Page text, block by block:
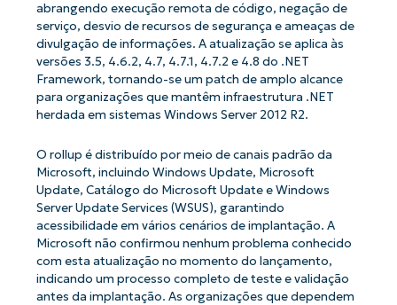
abrangendo execução remota de código, negação de
serviço, desvio de recursos de segurança e ameaças de
divulgação de informações. A atualização se aplica às
versões 3.5, 4.6.2, 4.7, 4.7.1, 4.7.2 e 4.8 do .NET
Framework, tornando-se um patch de amplo alcance
para organizações que mantêm infraestrutura .NET
herdada em sistemas Windows Server 2012 R2.
O rollup é distribuído por meio de canais padrão da
Microsoft, incluindo Windows Update, Microsoft
Update, Catálogo do Microsoft Update e Windows
Server Update Services (WSUS), garantindo
acessibilidade em vários cenários de implantação. A
Microsoft não confirmou nenhum problema conhecido
com esta atualização no momento do lançamento,
indicando um processo completo de teste e validação
antes da implantação. As organizações que dependem